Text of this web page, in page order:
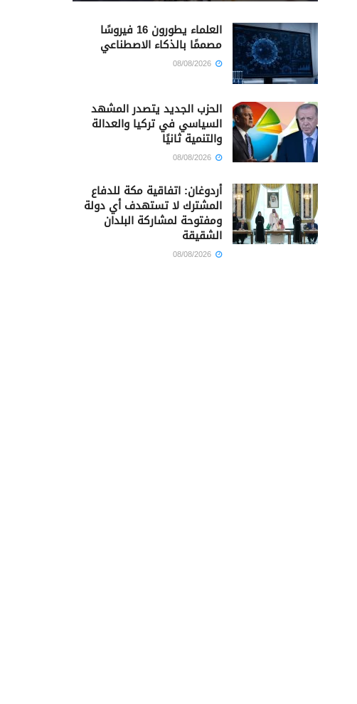
العلماء يطورون 16 فيروسًا
مصممًا بالذكاء الاصطناعي
الحزب الجديد يتصدر المشهد
السياسي في تركيا والعدالة
والتنمية ثانيًا
أردوغان: اتفاقية مكة للدفاع
المشترك لا تستهدف أي دولة
ومفتوحة لمشاركة البلدان
الشقيقة